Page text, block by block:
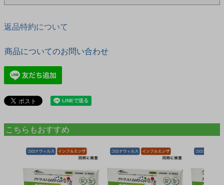
返品特約について
商品についてのお問い合わせ
こちらもおすすめ